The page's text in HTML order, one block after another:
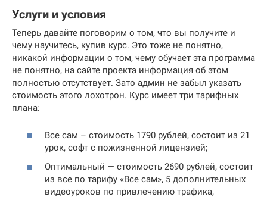
Услуги и условия
Теперь давайте поговорим о том, что вы получите и
чему научитесь, купив курс. Это тоже не понятно,
никакой информации о том, чему обучает эта программа
не понятно, на сайте проекта информация об этом
полностью отсутствует. Зато админ не забыл указать
стоимость этого лохотрон. Курс имеет три тарифных
плана:
Все сам – стоимость 1790 рублей, состоит из 21
урок, софт с пожизненной лицензией;
Оптимальный — стоимость 2690 рублей, состоит
из все по тарифу «Все сам», 5 дополнительных
видеоуроков по привлечению трафика,